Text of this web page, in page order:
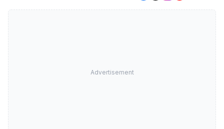
Advertisement